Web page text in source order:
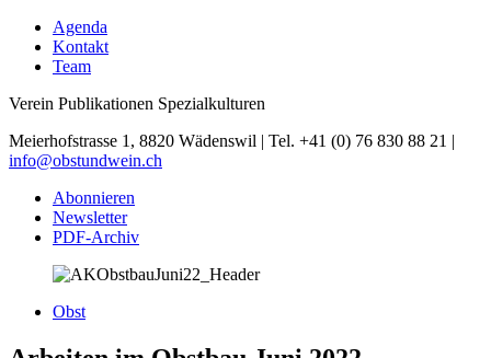
Agenda
Kontakt
Team
Verein Publikationen Spezialkulturen
Meierhofstrasse 1, 8820 Wädenswil | Tel. +41 (0) 76 830 88 21 |
info@obstundwein.ch
Abonnieren
Newsletter
PDF-Archiv
Obst